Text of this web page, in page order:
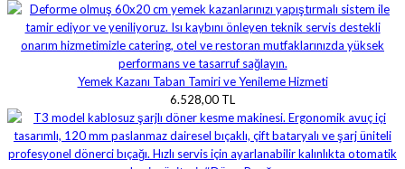
Yemek Kazanı Taban Tamiri ve Yenileme Hizmeti
6.528,00 TL